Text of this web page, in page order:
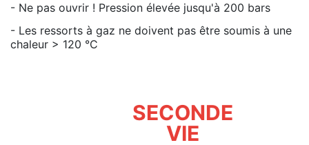
- Ne pas ouvrir ! Pression élevée jusqu'à 200 bars
- Les ressorts à gaz ne doivent pas être soumis à une
chaleur > 120 °C
SECONDE
VIE